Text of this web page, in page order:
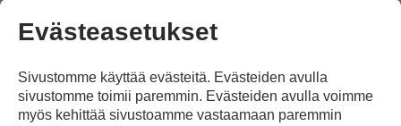
Jaa Facebookissa
Evästeasetukset
Sivustomme käyttää evästeitä. Evästeiden avulla
sivustomme toimii paremmin. Evästeiden avulla voimme
myös kehittää sivustoamme vastaamaan paremmin